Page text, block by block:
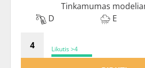
Tinkamumas
D
E
Likutis >4